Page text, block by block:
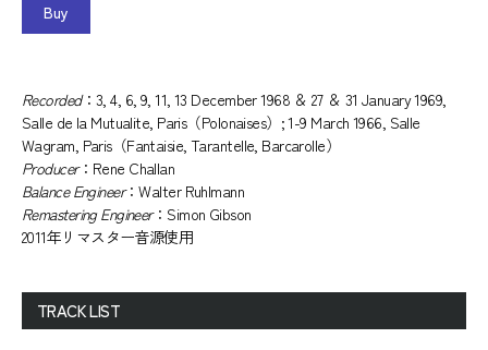
Buy
Recorded：3, 4, 6, 9, 11, 13 December 1968 ＆ 27 ＆ 31 January 1969,
Salle de la Mutualite, Paris（Polonaises）; 1-9 March 1966, Salle
Wagram, Paris（Fantaisie, Tarantelle, Barcarolle）
Producer：Rene Challan
Balance Engineer：Walter Ruhlmann
Remastering Engineer：Simon Gibson
2011年リマスター音源使用
TRACK LIST